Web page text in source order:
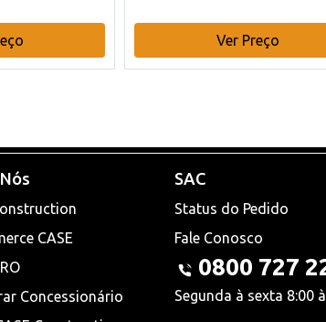
Ver Preço
CASE
Concessionário
SAC
Status do Pedido
Fale Conosco
0800 727
Segunda à sexta 8:00